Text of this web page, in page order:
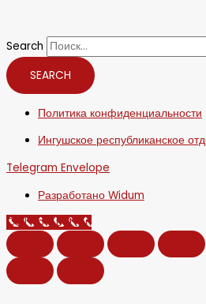
Search
SEARCH
Политика конфиденциальности
Ингушское республиканское
Telegram Envelope
Разработано Widum
Call Now Button